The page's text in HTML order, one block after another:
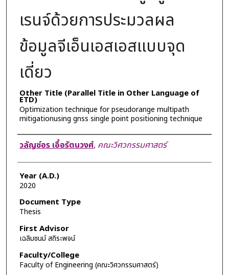
เรนจ์ด้วยการประมวลผล
ข้อมูลจีเอ็นเอสเอสแบบจุด
เดี่ยว
Other Title (Parallel Title in Other Language of
ETD)
Optimization technique for pseudorange multipath
mitigationusing gnss single point positioning technique
Author
วลัญซ์อร เอื้อรัตนวงศ์, คณะวิศวกรรมศาสตร์
Year (A.D.)
2020
Document Type
Thesis
First Advisor
เฉลิมชนม์ สถิระพจน์
Faculty/College
Faculty of Engineering (คณะวิศวกรรมศาสตร์)